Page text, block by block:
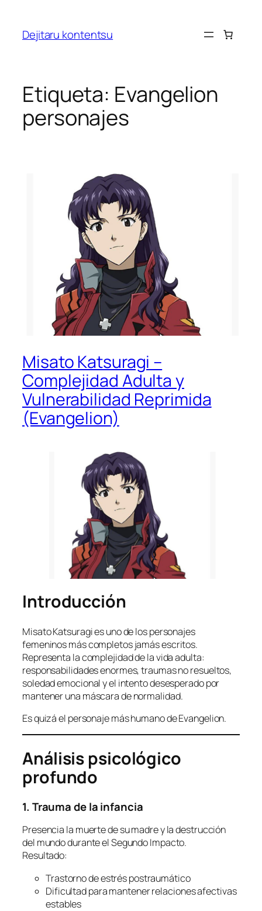
contenido
Dejitaru kontentsu
Etiqueta: Evangelion
personajes
Misato Katsuragi –
Complejidad Adulta y
Vulnerabilidad Reprimida
(Evangelion)
Introducción
Misato Katsuragi es uno de los personajes
femeninos más completos jamás escritos.
Representa la complejidad de la vida adulta:
responsabilidades enormes, traumas no resueltos,
soledad emocional y el intento desesperado por
mantener una máscara de normalidad.
Es quizá el personaje más humano de Evangelion.
Análisis psicológico
profundo
1. Trauma de la infancia
Presencia la muerte de su madre y la destrucción
del mundo durante el Segundo Impacto.
Resultado:
Trastorno de estrés postraumático
Dificultad para mantener relaciones afectivas
estables